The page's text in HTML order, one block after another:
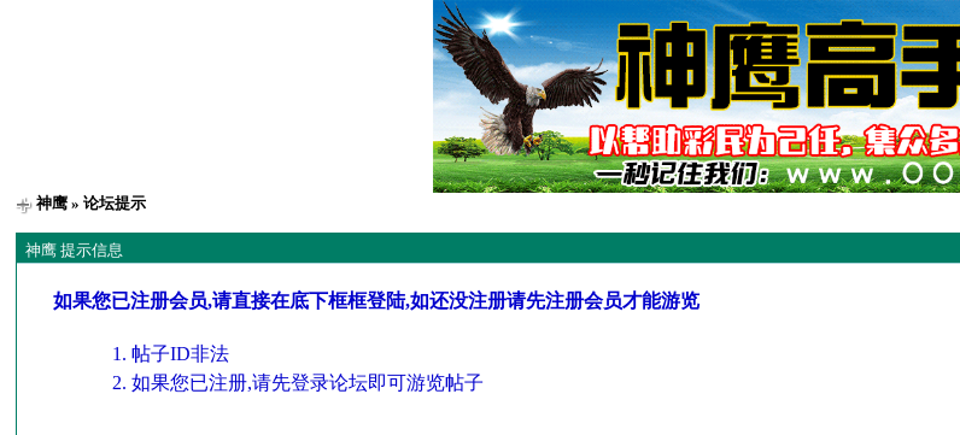
神鹰 » 论坛提示
神鹰 提示信息
如果您已注册会员,请直接在底下框框登陆,如还没注册请先注册会员才能游览
帖子ID非法
如果您已注册,请先登录论坛即可游览帖子